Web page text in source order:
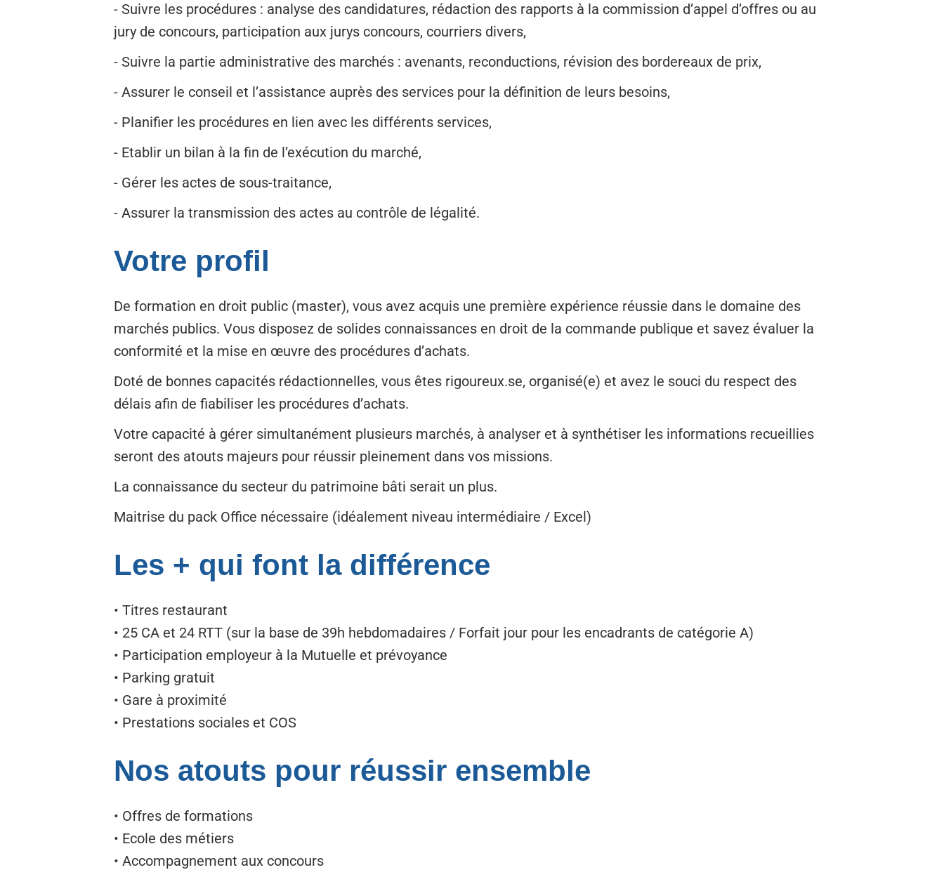
- Suivre les procédures : analyse des candidatures, rédaction des rapports à la commission d’appel d’offres ou au
jury de concours, participation aux jurys concours, courriers divers,
- Suivre la partie administrative des marchés : avenants, reconductions, révision des bordereaux de prix,
- Assurer le conseil et l’assistance auprès des services pour la définition de leurs besoins,
- Planifier les procédures en lien avec les différents services,
- Etablir un bilan à la fin de l’exécution du marché,
- Gérer les actes de sous-traitance,
- Assurer la transmission des actes au contrôle de légalité.
Votre profil
De formation en droit public (master), vous avez acquis une première expérience réussie dans le domaine des
marchés publics. Vous disposez de solides connaissances en droit de la commande publique et savez évaluer la
conformité et la mise en œuvre des procédures d’achats.
Doté de bonnes capacités rédactionnelles, vous êtes rigoureux.se, organisé(e) et avez le souci du respect des
délais afin de fiabiliser les procédures d’achats.
Votre capacité à gérer simultanément plusieurs marchés, à analyser et à synthétiser les informations recueillies
seront des atouts majeurs pour réussir pleinement dans vos missions.
La connaissance du secteur du patrimoine bâti serait un plus.
Maitrise du pack Office nécessaire (idéalement niveau intermédiaire / Excel)
Les + qui font la différence
• Titres restaurant
• 25 CA et 24 RTT (sur la base de 39h hebdomadaires / Forfait jour pour les encadrants de catégorie A)
• Participation employeur à la Mutuelle et prévoyance
• Parking gratuit
• Gare à proximité
• Prestations sociales et COS
Nos atouts pour réussir ensemble
• Offres de formations
• Ecole des métiers
• Accompagnement aux concours